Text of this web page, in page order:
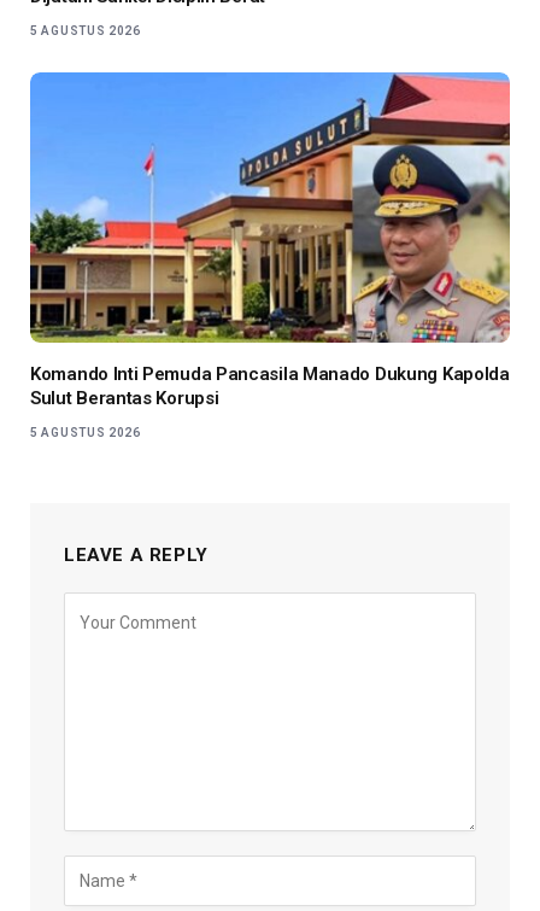
5 AGUSTUS 2026
Komando Inti Pemuda Pancasila Manado Dukung Kapolda
Sulut Berantas Korupsi
5 AGUSTUS 2026
LEAVE A REPLY